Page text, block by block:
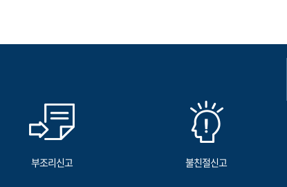
부조리신고 불친절신고